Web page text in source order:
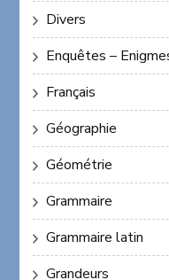
Divers
Enquêtes –
Français
Géographie
Géométrie
Grammaire
Grammaire latin
Grandeurs